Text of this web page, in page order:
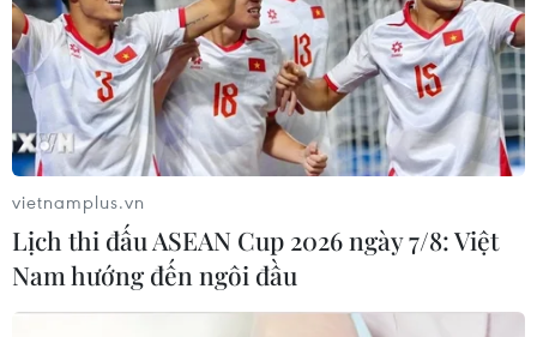
vietnamplus.vn
Lịch thi đấu ASEAN Cup 2026 ngày 7/8: Việt
Nam hướng đến ngôi đầu